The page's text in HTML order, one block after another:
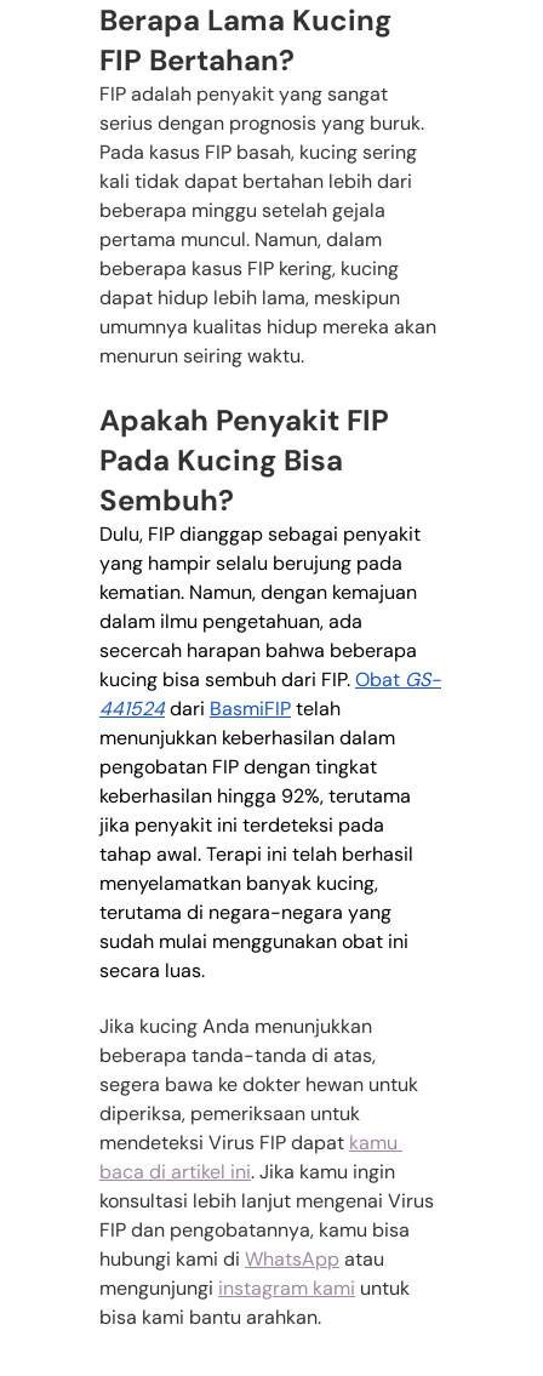
Berapa Lama Kucing
FIP Bertahan?
FIP adalah penyakit yang sangat
serius dengan prognosis yang buruk.
Pada kasus FIP basah, kucing sering
kali tidak dapat bertahan lebih dari
beberapa minggu setelah gejala
pertama muncul. Namun, dalam
beberapa kasus FIP kering, kucing
dapat hidup lebih lama, meskipun
umumnya kualitas hidup mereka akan
menurun seiring waktu.
Apakah Penyakit FIP
Pada Kucing Bisa
Sembuh?
Dulu, FIP dianggap sebagai penyakit
yang hampir selalu berujung pada
kematian. Namun, dengan kemajuan
dalam ilmu pengetahuan, ada
secercah harapan bahwa beberapa
kucing bisa sembuh dari FIP. Obat GS-
441524 dari BasmiFIP telah
menunjukkan keberhasilan dalam
pengobatan FIP dengan tingkat
keberhasilan hingga 92%, terutama
jika penyakit ini terdeteksi pada
tahap awal. Terapi ini telah berhasil
menyelamatkan banyak kucing,
terutama di negara-negara yang
sudah mulai menggunakan obat ini
secara luas.
Jika kucing Anda menunjukkan
beberapa tanda-tanda di atas,
segera bawa ke dokter hewan untuk
diperiksa, pemeriksaan untuk
mendeteksi Virus FIP dapat kamu
baca di artikel ini. Jika kamu ingin
konsultasi lebih lanjut mengenai Virus
FIP dan pengobatannya, kamu bisa
hubungi kami di WhatsApp atau
mengunjungi instagram kami untuk
bisa kami bantu arahkan.